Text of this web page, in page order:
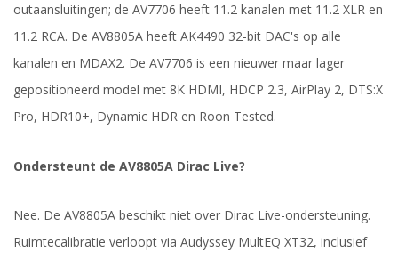
outaansluitingen; de AV7706 heeft 11.2 kanalen met 11.2 XLR en
11.2 RCA. De AV8805A heeft AK4490 32-bit DAC's op alle
kanalen en MDAX2. De AV7706 is een nieuwer maar lager
gepositioneerd model met 8K HDMI, HDCP 2.3, AirPlay 2, DTS:X
Pro, HDR10+, Dynamic HDR en Roon Tested.
Ondersteunt de AV8805A Dirac Live?
Nee. De AV8805A beschikt niet over Dirac Live-ondersteuning.
Ruimtecalibratie verloopt via Audyssey MultEQ XT32, inclusief